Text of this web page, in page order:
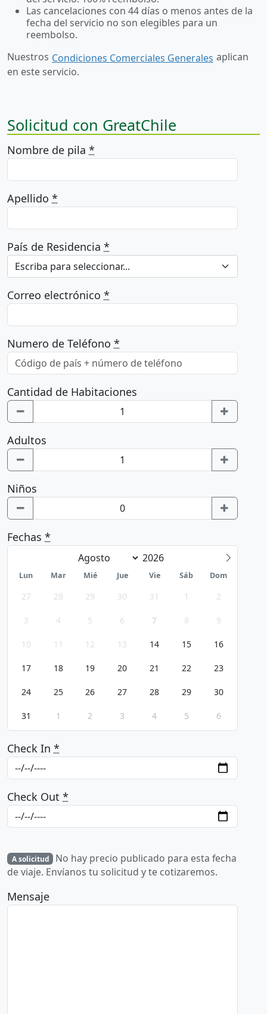
Las cancelaciones con 44 días o menos antes de la
fecha del servicio no son elegibles para un
reembolso.
Nuestros Condiciones Comerciales Generales aplican
en este servicio.
Solicitud con GreatChile
Nombre de pila *
Apellido *
País de Residencia *
Escriba para seleccionar...
Correo electrónico *
Numero de Teléfono *
Cantidad de Habitaciones
Adultos
Niños
Fechas *
Lun Mar Mié Jue Vie Sáb Dom
27 28 29 30 31 1 2
3 4 5 6 7 8 9
10 11 12 13 14 15 16
17 18 19 20 21 22 23
24 25 26 27 28 29 30
31 1 2 3 4 5 6
Check In *
Check Out *
A solicitud
No hay precio publicado para esta fecha
de viaje. Envíanos tu solicitud y te cotizaremos.
Mensaje